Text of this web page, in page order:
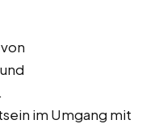
im Umgang mit